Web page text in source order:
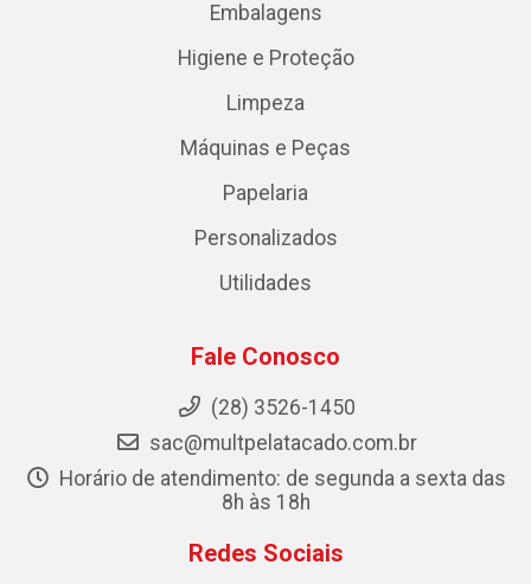
Embalagens
Higiene e Proteção
Limpeza
Máquinas e Peças
Papelaria
Personalizados
Utilidades
Fale Conosco
(28) 3526-1450
sac@multpelatacado.com.br
Horário de atendimento: de segunda a sexta das
8h às 18h
Redes Sociais